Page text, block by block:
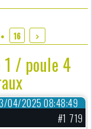
16
1 / poule 4
04/2025 08:48:49
#1 719